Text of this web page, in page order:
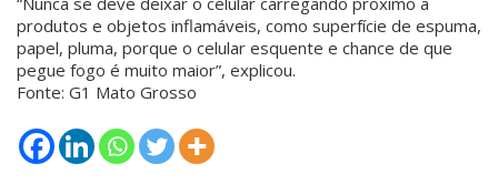
produtos e objetos inflamáveis, como superfície de espuma,
papel, pluma, porque o celular esquente e chance de que
pegue fogo é muito maior”, explicou.
Fonte: G1 Mato Grosso